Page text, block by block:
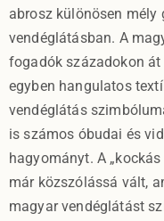
abrosz különösen mély
vendéglátásban. A
fogadók századokon
egyben hangulatos
vendéglátás
is számos óbudai és
hagyományt. A
már közszólássá vált,
magyar vendéglátást